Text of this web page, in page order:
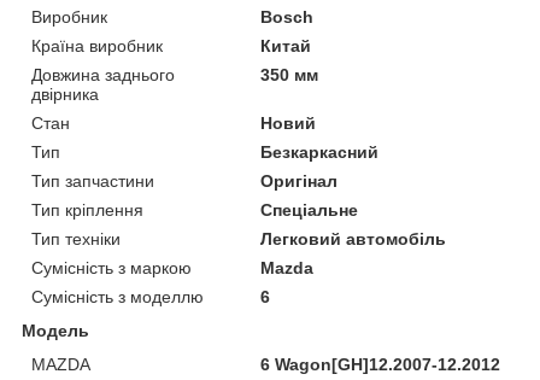
Виробник
Bosch
Країна виробник
Китай
Довжина заднього
двірника
350 мм
Стан
Новий
Тип
Безкаркасний
Тип запчастини
Оригінал
Тип кріплення
Спеціальне
Тип техніки
Легковий автомобіль
Сумісність з маркою
Mazda
Сумісність з моделлю
6
Модель
MAZDA
6 Wagon[GH]12.2007-12.2012